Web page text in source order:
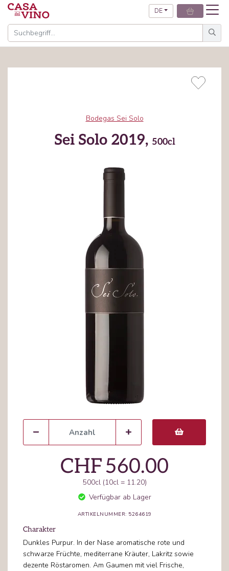
DE
Bodegas Sei Solo
Sei Solo 2019, 500cl
CHF560.00
500cl (10cl = 11.20)
Verfügbar ab Lager
ARTIKELNUMMER: 5264619
Charakter
Dunkles Purpur. In der Nase aromatische rote und
schwarze Früchte, mediterrane Kräuter, Lakritz sowie
dezente Röstaromen. Am Gaumen mit viel Frische,